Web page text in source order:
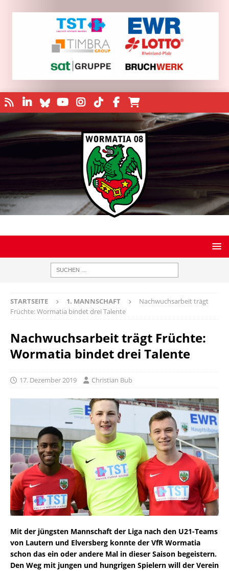
STARTSEITE 1. MANNSCHAFT
Nachwuchsarbeit trägt
Früchte: Wormatia bindet drei Talente
Nachwuchsarbeit trägt Früchte:
Wormatia bindet drei Talente
17. Dezember 2019 Christian Bub
Mit der jüngsten Mannschaft der Liga nach den U21-Teams
von Lautern und Elversberg konnte der VfR Wormatia
schon das ein oder andere Mal in dieser Saison begeistern.
Den Weg mit jungen und hungrigen Spielern will der Verein